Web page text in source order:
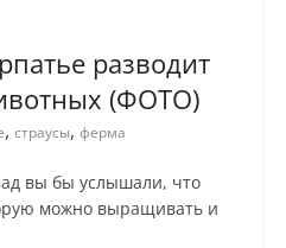
разводит
(ФОТО)
, страусы, ферма
вы бы услышали, что
можно выращивать и